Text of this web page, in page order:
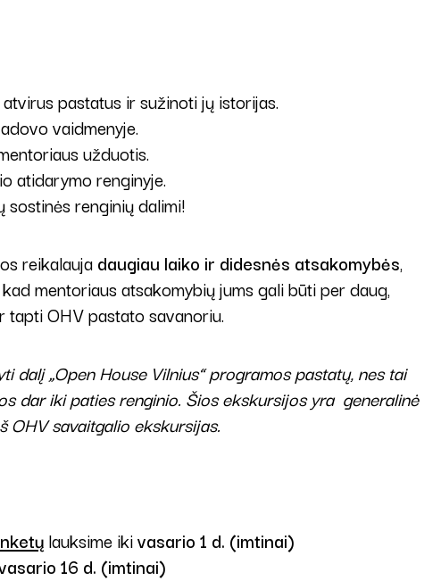
pastatus ir sužinoti jų istorijas.
vaidmenyje.
užduotis.
atidarymo renginyje.
renginių dalimi!
reikalaujadaugiau laiko ir didesnės atsakomybės,
mentoriaus atsakomybių jums gali būti per daug,
tapti OHV pastato savanoriu.
dalį „Open House Vilnius“ programos pastatų, nes tai
dar iki paties renginio. Šios ekskursijos yra generalinė
savaitgalio ekskursijas.
lauksime ikivasario 1 d. (imtinai)
16 d. (imtinai)